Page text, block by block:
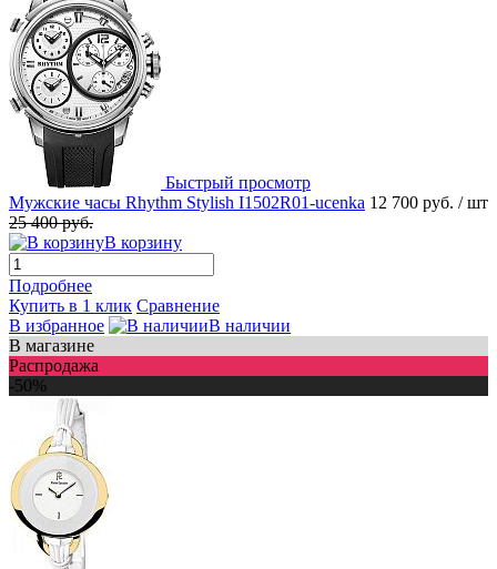
Быстрый просмотр
Мужские часы Rhythm Stylish I1502R01-ucenka 12 700 руб. / шт
25 400 руб.
В корзину
Подробнее
Купить в 1 клик Сравнение
В избранное
В наличии
В магазине
Распродажа
-50%